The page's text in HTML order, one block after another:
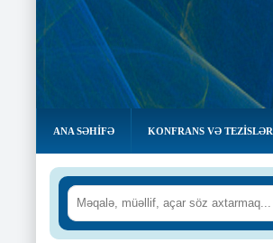
ANA SƏHIFƏ KONFRANS VƏ TEZİSLƏR